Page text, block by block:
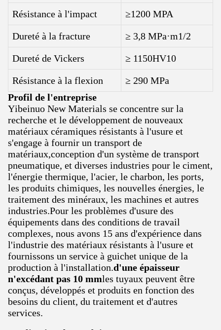
Résistance à l'impact ≥1200 MPA
Dureté à la fracture ≥ 3,8 MPa·m1/2
Dureté de Vickers ≥ 1150HV10
Résistance à la flexion
≥ 290 MPa
Profil de l'entreprise
Yibeinuo New Materials se concentre sur la
recherche et le développement de nouveaux
matériaux céramiques résistants à l'usure et
s'engage à fournir un transport de
matériaux,conception d'un système de transport
pneumatique, et diverses industries pour le ciment,
l'énergie thermique, l'acier, le charbon, les ports,
les produits chimiques, les nouvelles énergies, le
traitement des minéraux, les machines et autres
industries.Pour les problèmes d'usure des
équipements dans des conditions de travail
complexes, nous avons 15 ans d'expérience dans
l'industrie des matériaux résistants à l'usure et
fournissons un service à guichet unique de la
production à l'installation.d'une épaisseur
n'excédant pas 10 mmles tuyaux peuvent être
conçus, développés et produits en fonction des
besoins du client, du traitement et d'autres
services.